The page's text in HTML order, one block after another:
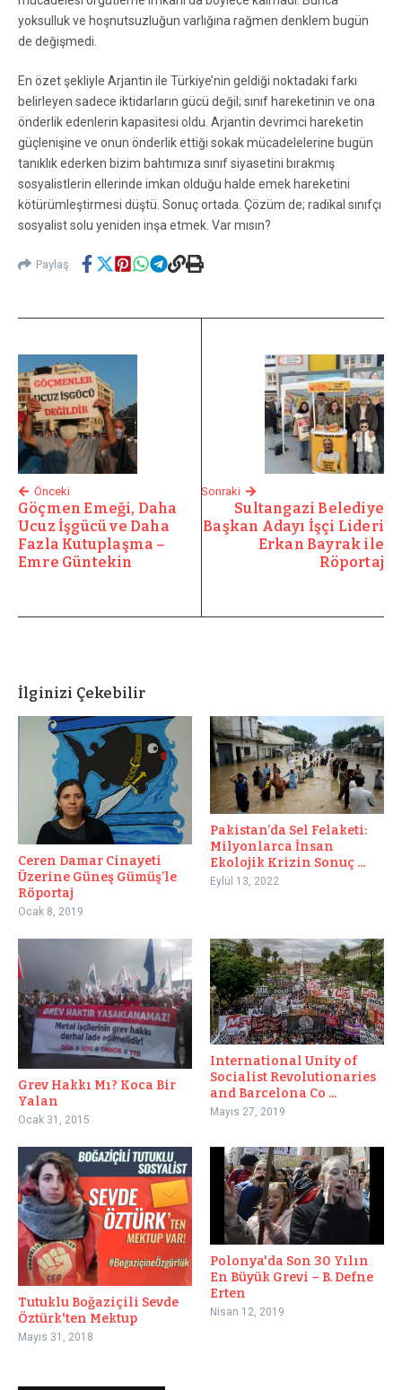
yoksulluk ve hoşnutsuzluğun varlığına rağmen denklem bugün
de değişmedi.
En özet şekliyle Arjantin ile Türkiye’nin geldiği noktadaki farkı
belirleyen sadece iktidarların gücü değil; sınıf hareketinin ve ona
önderlik edenlerin kapasitesi oldu. Arjantin devrimci hareketin
güçlenişine ve onun önderlik ettiği sokak mücadelelerine bugün
tanıklık ederken bizim bahtımıza sınıf siyasetini bırakmış
sosyalistlerin ellerinde imkan olduğu halde emek hareketini
kötürümleştirmesi düştü. Sonuç ortada. Çözüm de; radikal sınıfçı
sosyalist solu yeniden inşa etmek. Var mısın?
Paylaş
Önceki
Göçmen Emeği, Daha
Ucuz İşgücü ve Daha
Fazla Kutuplaşma –
Emre Güntekin
Sonraki
Sultangazi Belediye
Başkan Adayı İşçi Lideri
Erkan Bayrak ile
Röportaj
İlginizi Çekebilir
Ceren Damar Cinayeti
Üzerine Güneş Gümüş’le
Röportaj
Ocak 8, 2019
Pakistan’da Sel Felaketi:
Milyonlarca İnsan
Ekolojik Krizin Sonuç ...
Eylül 13, 2022
Grev Hakkı Mı? Koca Bir
Yalan
Ocak 31, 2015
International Unity of
Socialist Revolutionaries
and Barcelona Co ...
Mayıs 27, 2019
Tutuklu Boğaziçili Sevde
Öztürk'ten Mektup
Mayıs 31, 2018
Polonya'da Son 30 Yılın
En Büyük Grevi – B. Defne
Erten
Nisan 12, 2019